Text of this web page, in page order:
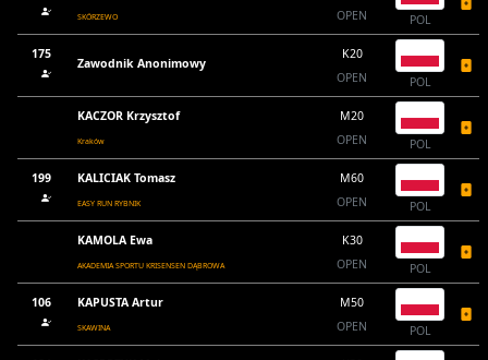
SKÓRZEWO
OPEN
POL
175
Zawodnik Anonimowy
K20
OPEN
POL
KACZOR Krzysztof
Kraków
M20
OPEN
POL
199 KALICIAK Tomasz
EASY RUN RYBNIK
M60
OPEN
POL
KAMOLA Ewa
AKADEMIA SPORTU KRISENSEN DĄBROWA
K30
OPEN
POL
106 KAPUSTA Artur
SKAWINA
M50
OPEN
POL